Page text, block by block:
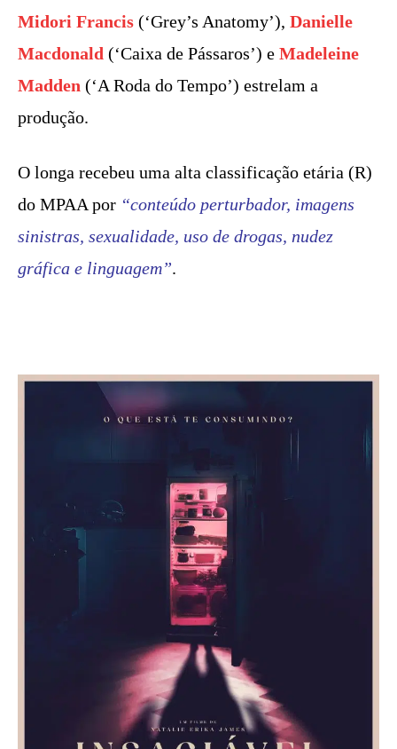
Midori Francis (‘Grey’s Anatomy’), Danielle
Macdonald (‘Caixa de Pássaros’) e Madeleine
Madden (‘A Roda do Tempo’) estrelam a
produção.
O longa recebeu uma alta classificação etária (R)
do MPAA por “conteúdo perturbador, imagens
sinistras, sexualidade, uso de drogas, nudez
gráfica e linguagem”.